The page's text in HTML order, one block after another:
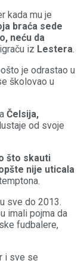
kada mu je
braća sede
neću da
iz Lestera.
je odrastao u
školovao u
Čelsija,
od svoje
što skauti
nije uticala
sve do 2013.
imali pojma da
fudbalere,
i sve se